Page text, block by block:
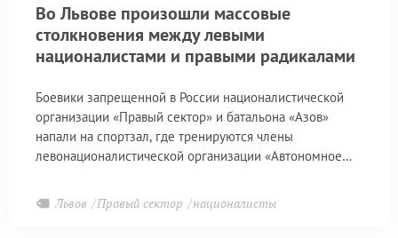
Во Львове произошли массовые
столкновения между левыми
националистами и правыми радикалами
Боевики запрещенной в России националистической
организации «Правый сектор» и батальона «Азов»
напали на спортзал, где тренируются члены
левонационалистической организации «Автономное
Львов
Правый сектор националисты